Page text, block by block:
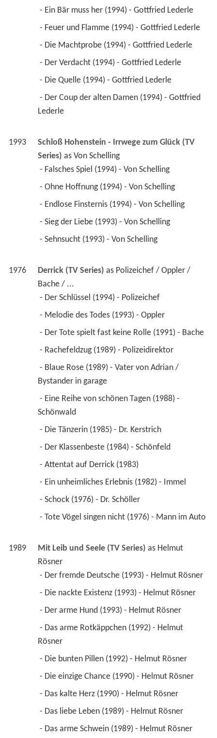
- Ein Bär muss her (1994) - Gottfried Lederle
- Feuer und Flamme (1994) - Gottfried Lederle
- Die Machtprobe (1994) - Gottfried Lederle
- Der Verdacht (1994) - Gottfried Lederle
- Die Quelle (1994) - Gottfried Lederle
Lederle
1993
Schloß Hohenstein - Irrwege zum Glück (TV
Series) as Von Schelling
- Falsches Spiel (1994) - Von Schelling
- Ohne Hoffnung (1994) - Von Schelling
- Endlose Finsternis (1994) - Von Schelling
- Sieg der Liebe (1993) - Von Schelling
- Sehnsucht (1993) - Von Schelling
1976 Derrick (TV Series) as Polizeichef / Oppler /
Bache / ...
- Der Schlüssel (1994) - Polizeichef
- Melodie des Todes (1993) - Oppler
- Der Tote spielt fast keine Rolle (1991) - Bache
- Rachefeldzug (1989) - Polizeidirektor
Bystander in garage
Schönwald
- Die Tänzerin (1985) - Dr. Kerstrich
- Der Klassenbeste (1984) - Schönfeld
- Attentat auf Derrick (1983)
- Ein unheimliches Erlebnis (1982) - Immel
- Schock (1976) - Dr. Schöller
- Tote Vögel singen nicht (1976) - Mann im Auto
1989 Mit Leib und Seele (TV Series) as Helmut
Rösner
- Der fremde Deutsche (1993) - Helmut Rösner
- Die nackte Existenz (1993) - Helmut Rösner
- Der arme Hund (1993) - Helmut Rösner
Rösner
- Die bunten Pillen (1992) - Helmut Rösner
- Die einzige Chance (1990) - Helmut Rösner
- Das kalte Herz (1990) - Helmut Rösner
- Das liebe Leben (1989) - Helmut Rösner
- Das arme Schwein (1989) - Helmut Rösner